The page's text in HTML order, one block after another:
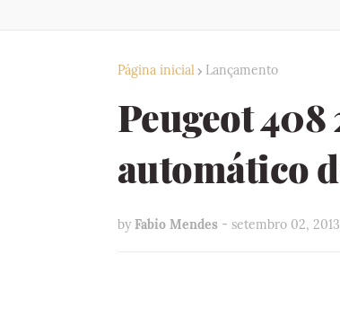
Página inicial Lançamento
Peugeot
automático
by Fabio Mendes - setembro 02, 2013